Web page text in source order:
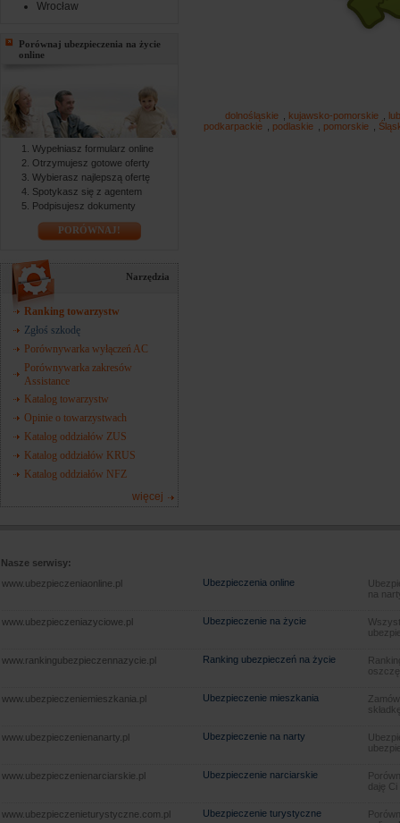
Wrocław
Porównaj ubezpieczenia na życie
online
Wypełniasz formularz online
Otrzymujesz gotowe oferty
Wybierasz najlepszą ofertę
Spotykasz się z agentem
Podpisujesz dokumenty
PORÓWNAJ!
Narzędzia
Ranking towarzystw
Zgłoś szkodę
Porównywarka wyłączeń AC
Porównywarka zakresów
Assistance
Katalog towarzystw
Opinie o towarzystwach
Katalog oddziałów ZUS
Katalog oddziałów KRUS
Katalog oddziałów NFZ
więcej
dolnośląskie kujawsko-pomorskie
podkarpackie
podlaskie pomorskie
Nasze serwisy:
www.ubezpieczeniaonline.pl
Ubezpieczenia online
na
www.ubezpieczeniazyciowe.pl Ubezpieczenie na życie
www.rankingubezpieczennazycie.pl Ranking ubezpieczeń na życie
www.ubezpieczeniemieszkania.pl Ubezpieczenie mieszkania
www.ubezpieczenienanarty.pl Ubezpieczenie na narty
www.ubezpieczenienarciarskie.pl Ubezpieczenie narciarskie
daję
www.ubezpieczenieturystyczne.com.pl Ubezpieczenie turystyczne